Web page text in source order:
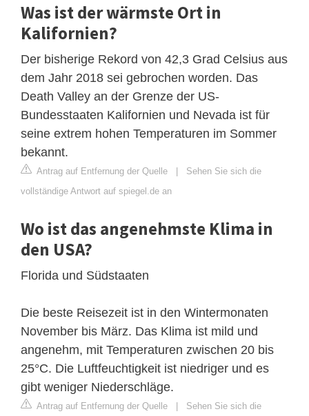
Was ist der wärmste Ort in
Kalifornien?
Der bisherige Rekord von 42,3 Grad Celsius aus
dem Jahr 2018 sei gebrochen worden. Das
Death Valley an der Grenze der US-
Bundesstaaten Kalifornien und Nevada ist für
seine extrem hohen Temperaturen im Sommer
bekannt.
Antrag auf Entfernung der Quelle | Sehen Sie sich die
vollständige Antwort auf spiegel.de an
Wo ist das angenehmste Klima in
den USA?
Florida und Südstaaten
Die beste Reisezeit ist in den Wintermonaten
November bis März. Das Klima ist mild und
angenehm, mit Temperaturen zwischen 20 bis
25°C. Die Luftfeuchtigkeit ist niedriger und es
gibt weniger Niederschläge.
Antrag auf Entfernung der Quelle | Sehen Sie sich die